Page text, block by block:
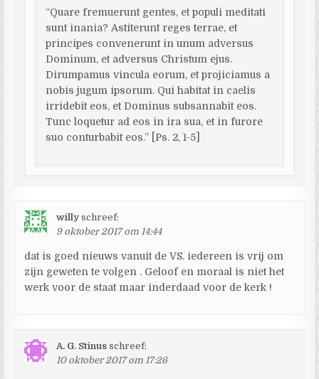
“Quare fremuerunt gentes, et populi meditati
sunt inania? Astiterunt reges terrae, et
principes convenerunt in unum adversus
Dominum, et adversus Christum ejus.
Dirumpamus vincula eorum, et projiciamus a
nobis jugum ipsorum. Qui habitat in caelis
irridebit eos, et Dominus subsannabit eos.
Tunc loquetur ad eos in ira sua, et in furore
suo conturbabit eos.” [Ps. 2, 1-5]
willy schreef:
9 oktober 2017 om 14:44
dat is goed nieuws vanuit de VS. iedereen is vrij om
zijn geweten te volgen . Geloof en moraal is niet het
werk voor de staat maar inderdaad voor de kerk !
A. G. Stinus schreef:
10 oktober 2017 om 17:26